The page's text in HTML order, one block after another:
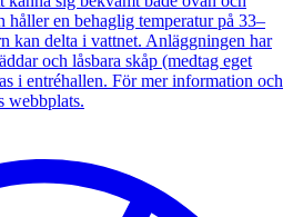
håller en behaglig temperatur på 33–
kan delta i vattnet. Anläggningen har
och låsbara skåp (medtag eget
i entréhallen. För mer information och
webbplats.